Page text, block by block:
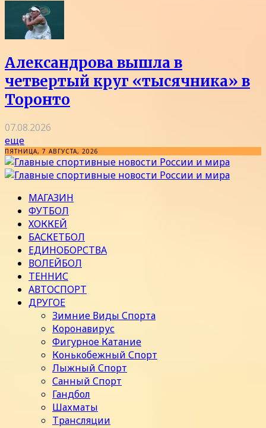
Александрова вышла в
четвертый круг «тысячника» в
Торонто
07.08.2026
еще
ПЯТНИЦА, 7 АВГУСТА, 2026
МАГАЗИН
ФУТБОЛ
ХОККЕЙ
БАСКЕТБОЛ
ЕДИНОБОРСТВА
ВОЛЕЙБОЛ
ТЕННИС
АВТОСПОРТ
ДРУГОЕ
Зимние Виды Спорта
Коронавирус
Фигурное Катание
Конькобежный Спорт
Лыжный Спорт
Санный Спорт
Гандбол
Шахматы
Трансляции